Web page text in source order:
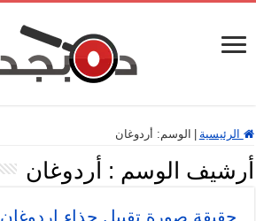
الرئيسية الوسم: أردوغان
أرشيف الوسم : أردوغان
حقيقة صورة تقبيل حذاء اردوغان